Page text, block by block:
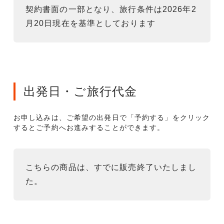
契約書面の一部となり、旅行条件は2026年2
月20日現在を基準としております
出発日・ご旅行代金
お申し込みは、ご希望の出発日で「予約する」をクリック
するとご予約へお進みすることができます。
こちらの商品は、すでに販売終了いたしまし
た。